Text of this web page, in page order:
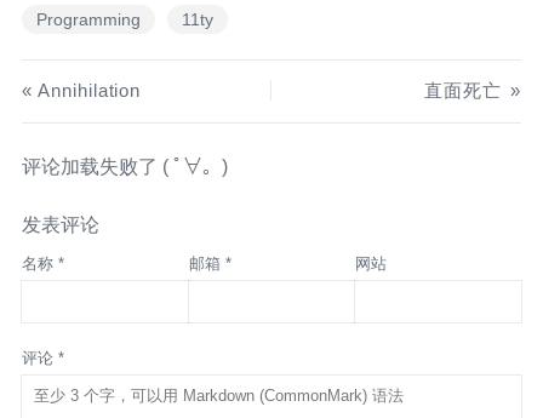
Programming 11ty
Annihilation 直面死亡
评论加载失败了 ( ﾟ∀。)
发表评论
名称 * 邮箱 * 网站
评论 *